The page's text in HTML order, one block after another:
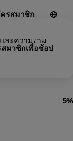
รสมาชิก
ละความงาม
สมาชิกเพื่อช้อป
5%